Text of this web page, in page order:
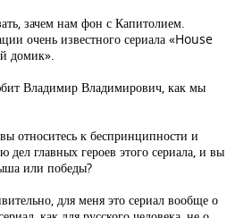
зачем нам фон с Капитолием.
очень известного сериала «House
домик».
Владимир Владимирович, как мы
относитесь к беспринципности и
главных героев этого сериала, и вы
или победы?
для меня это сериал вообще о